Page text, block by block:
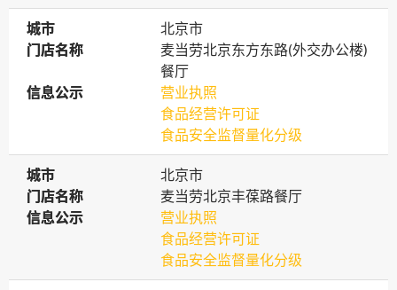
城市
城市
北京市
门店名称
门店名称
麦当劳北京东方东路(外交办公楼)
餐厅
信息公示
信息公示
营业执照
食品经营许可证
食品安全监督量化分级
城市
城市
北京市
门店名称
门店名称
麦当劳北京丰葆路餐厅
信息公示
信息公示
营业执照
食品经营许可证
食品安全监督量化分级